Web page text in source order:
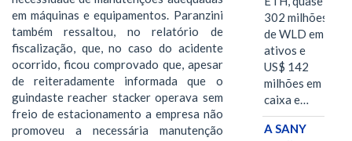
em máquinas e equipamentos. Paranzini
também ressaltou, no relatório de
fiscalização, que, no caso do acidente
ocorrido, ficou comprovado que, apesar
de reiteradamente informada que o
guindaste reacher stacker operava sem
freio de estacionamento a empresa não
promoveu a necessária manutenção
302 milhões
de WLD em
ativos e
US$ 142
milhões em
caixa e…
A SANY